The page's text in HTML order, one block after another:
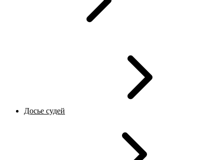
Досье судей